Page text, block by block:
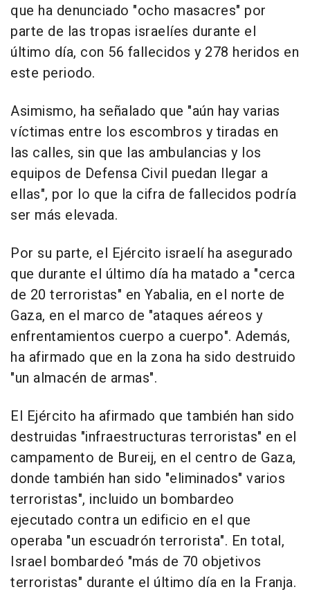
que ha denunciado "ocho masacres" por
parte de las tropas israelíes durante el
último día, con 56 fallecidos y 278 heridos en
este periodo.
Asimismo, ha señalado que "aún hay varias
víctimas entre los escombros y tiradas en
las calles, sin que las ambulancias y los
equipos de Defensa Civil puedan llegar a
ellas", por lo que la cifra de fallecidos podría
ser más elevada.
Por su parte, el Ejército israelí ha asegurado
que durante el último día ha matado a "cerca
de 20 terroristas" en Yabalia, en el norte de
Gaza, en el marco de "ataques aéreos y
enfrentamientos cuerpo a cuerpo". Además,
ha afirmado que en la zona ha sido destruido
"un almacén de armas".
El Ejército ha afirmado que también han sido
destruidas "infraestructuras terroristas" en el
campamento de Bureij, en el centro de Gaza,
donde también han sido "eliminados" varios
terroristas", incluido un bombardeo
ejecutado contra un edificio en el que
operaba "un escuadrón terrorista". En total,
Israel bombardeó "más de 70 objetivos
terroristas" durante el último día en la Franja.